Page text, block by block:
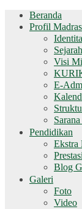
Beranda
Profil
Visi
E-
Pendidikan
Ekstra
Prestasi
Blog
Galeri
Foto
Video